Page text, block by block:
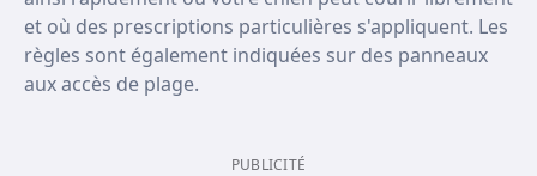
et où des prescriptions particulières s'appliquent. Les
règles sont également indiquées sur des panneaux
aux accès de plage.
PUBLICITÉ